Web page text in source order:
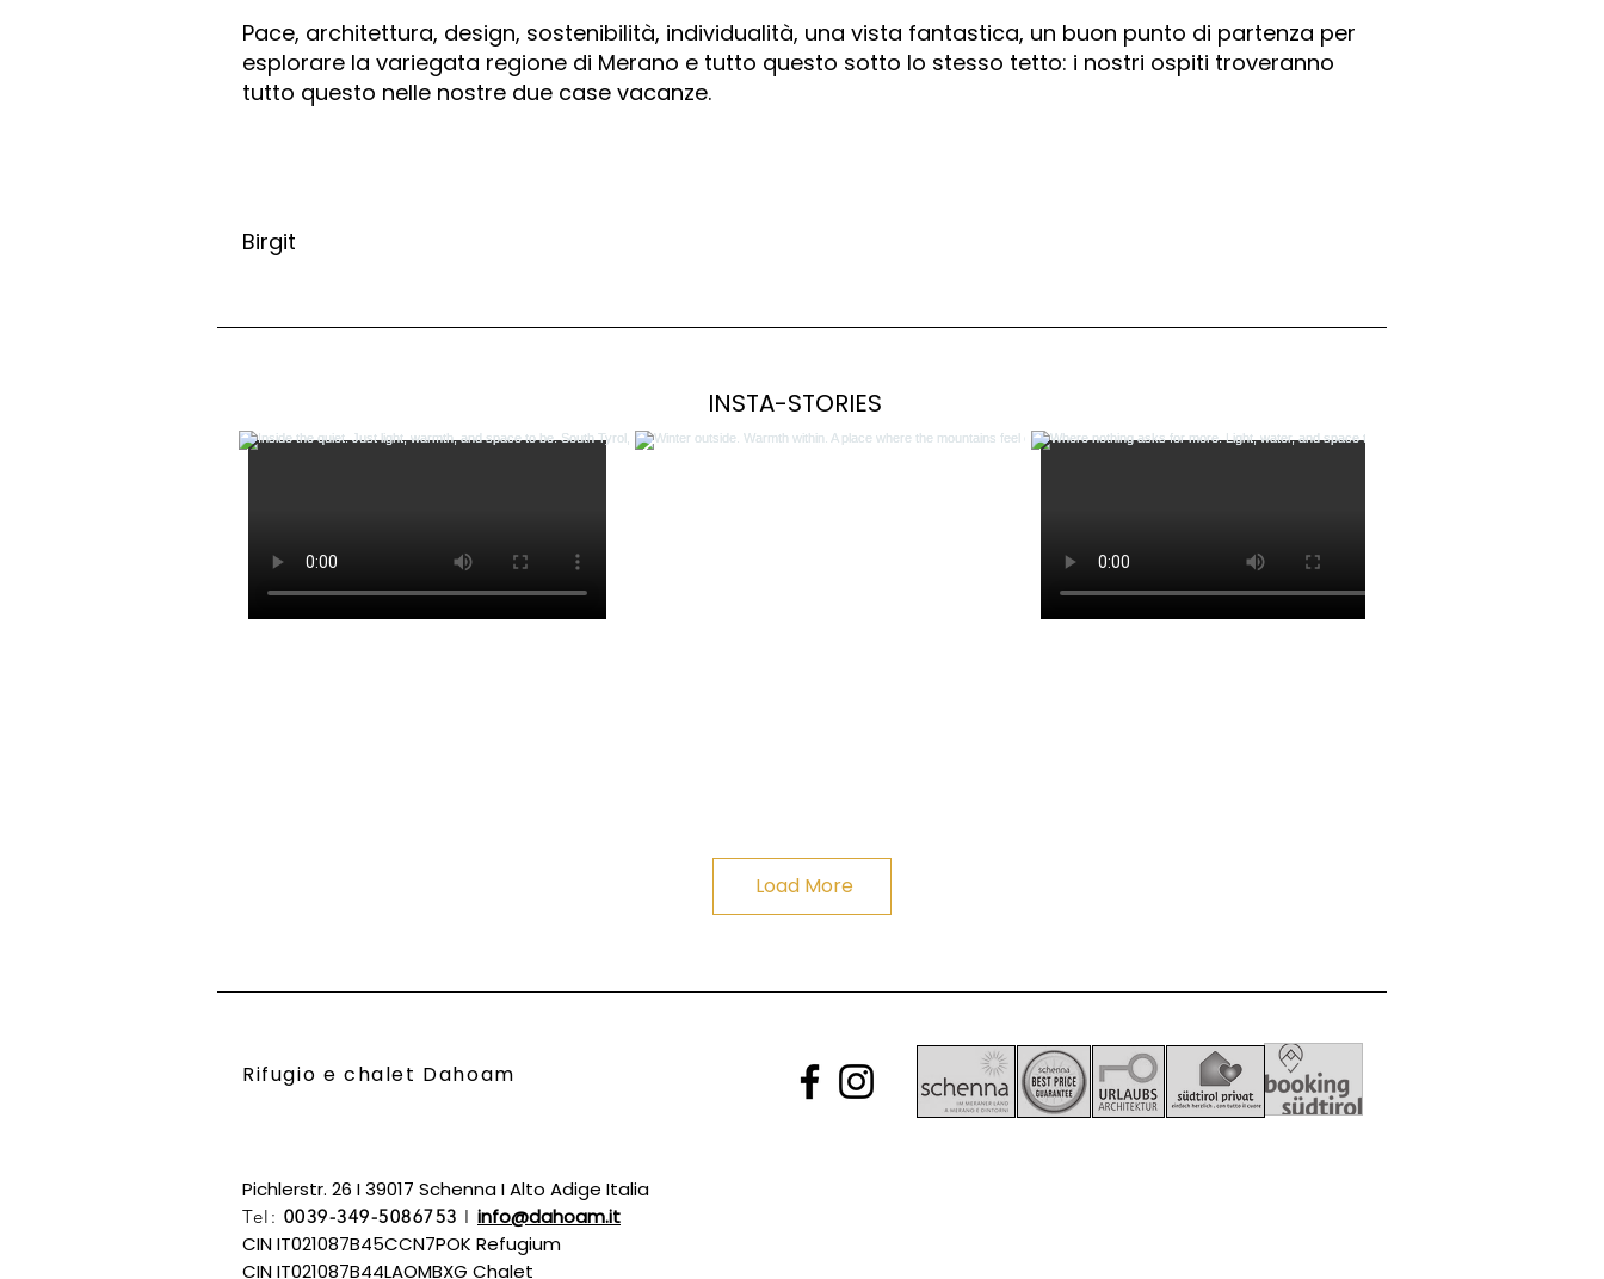
Pace, architettura, design, sostenibilità, individualità, una vista fantastica, un buon punto di partenza per
esplorare la variegata regione di Merano e tutto questo sotto lo stesso tetto: i nostri ospiti troveranno
tutto questo nelle nostre due case vacanze.
Birgit
INSTA-STORIES
Load More
Rifugio e chalet Dahoam
Pichlerstr. 26 I 39017 Schenna I Alto Adige Italia
Tel: 0039-349-5086753 I info@dahoam.it
CIN IT021087B45CCN7POK Refugium
CIN IT021087B44LAOMBXG Chalet